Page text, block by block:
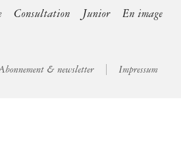
Consultation Junior
En image
& newsletter Impressum